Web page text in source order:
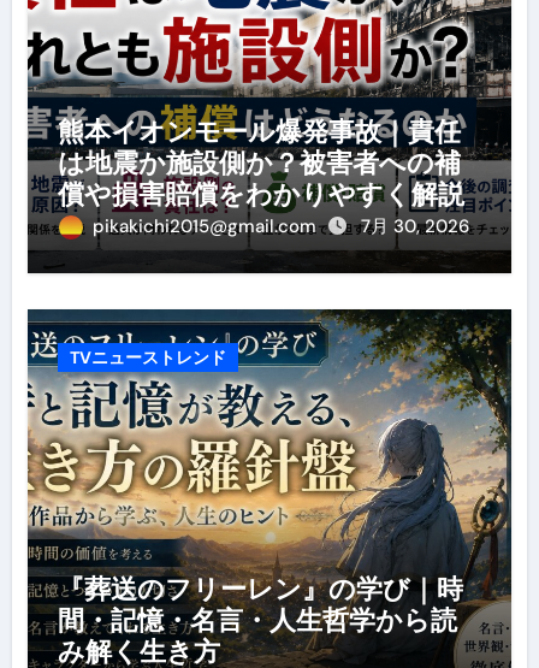
熊本イオンモール爆発事故｜責任
は地震か施設側か？被害者への補
償や損害賠償をわかりやすく解説
pikakichi2015@gmail.com 7月 30, 2026
TVニューストレンド
『葬送のフリーレン』の学び｜時
間・記憶・名言・人生哲学から読
み解く生き方